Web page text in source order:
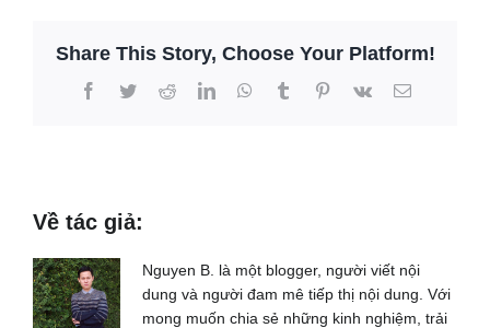
Share This Story, Choose Your Platform!
Facebook
TwitterRedditLinkedInWhatsApp
TumblrPinterest
Vk Email
Về tác giả:
Nguyen B. là một blogger, người viết nội
dung và người đam mê tiếp thị nội dung. Với
mong muốn chia sẻ những kinh nghiệm, trải